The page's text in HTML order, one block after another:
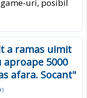
game-uri, posibil
a ramas uimit
aproape 5000
afara. Socant"
)